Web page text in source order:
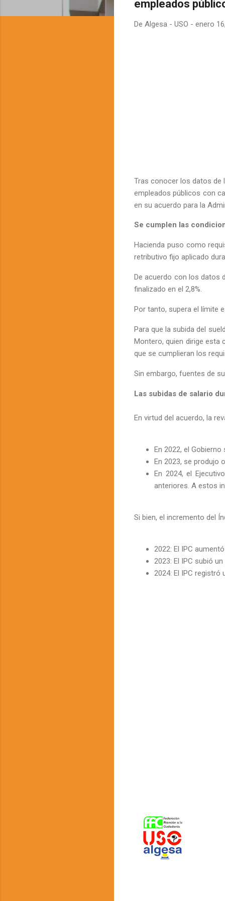
empleados
De Algesa - USO - enero
Tras conocerlos datos de
empleados públicos con
en su acuerdo para la
Se cumplen las
Hacienda puso como
retributivo fijo aplicado
De acuerdo con los datos
finalizado en el 2,8%.
Por tanto, supera el límite
Para que la subida del
Montero, quien dirige esta
que se cumplieran los
Sin embargo, fuentes de
Las subidas de salario
En virtud del acuerdo, la
En 2022, el
En 2023, se produjo
En 2024, el
anteriores. A estos
Si bien, el incremento del
2022: El IPC aumentó
2023: El IPC subió un
2024: El IPC registró